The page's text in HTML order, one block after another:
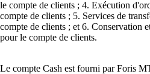
le compte de clients ; 4. Exécution
compte de clients ; 5. Services de
compte de clients ; et 6. Conservation
pour le compte de clients.
Le compte Cash est fourni par Foris